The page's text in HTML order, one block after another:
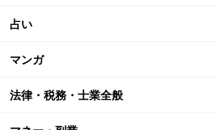
占い
マンガ
法律・税務・士業全般